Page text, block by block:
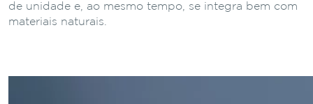
de unidade e, ao mesmo tempo, se integra bem com
materiais naturais.